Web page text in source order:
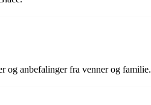
og anbefalinger fra venner og familie.